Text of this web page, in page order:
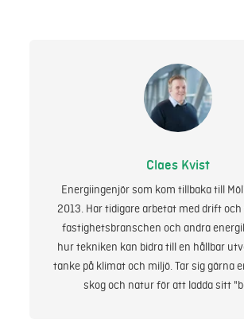
Claes Kvist
Energiingenjör som kom tillbaka till
2013. Har tidigare arbetat med drift
fastighetsbranschen och andra
hur tekniken kan bidra till en hållbar
tanke på klimat och miljö. Tar sig gärna
skog och natur för att ladda sitt